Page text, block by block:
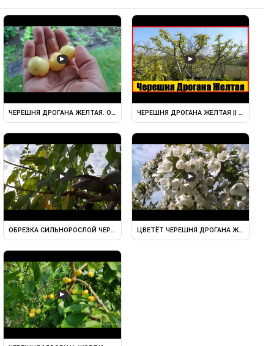
▶
ЧЕРЕШНЯ ДРОГАНА ЖЕЛТАЯ. ОБЗОР
▶
ЧЕРЕШНЯ ДРОГАНА ЖЕЛТАЯ ||
▶
ОБРЕЗКА СИЛЬНОРОСЛОЙ ЧЕРЕШНИ "ДРОГАНА ЖЕЛТАЯ" ОСЕНЬЮ.
▶
ЦВЕТЁТ ЧЕРЕШНЯ ДРОГАНА ЖЁЛТАЯ 29
▶